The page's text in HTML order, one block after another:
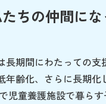
ちの仲間にな
期間にわたっての支
齢化、さらに長期化
児童養護施設で暮らす